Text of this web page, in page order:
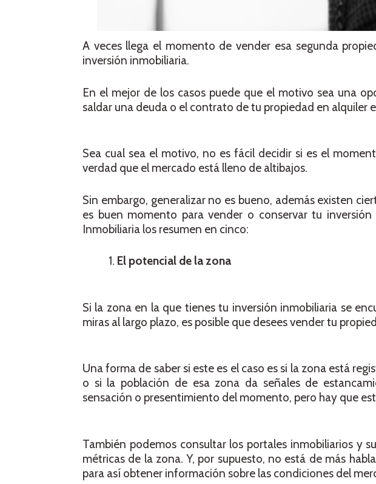
A veces llega el momento de vender esa segunda
inversión inmobiliaria.
En el mejor de los casos puede que el motivo sea una
saldar una deuda o el contrato de tu propiedad en alquiler
Sea cual sea el motivo, no es fácil decidir si es el
verdad que el mercado está lleno de altibajos.
Sin embargo, generalizar no es bueno, además existen
es buen momento para vender o conservar tu
Inmobiliaria los resumen en cinco:
El potencial de la zona
Si la zona en la que tienes tu inversión inmobiliaria se
miras al largo plazo, es posible que desees vender tu
Una forma de saber si este es el caso es si la zona está
o si la población de esa zona da señales de
sensación o presentimiento del momento, pero hay que
También podemos consultar los portales inmobiliarios y
métricas de la zona. Y, por supuesto, no está de más
para así obtener información sobre las condiciones del